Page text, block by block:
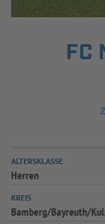
FC
ALTERSKLASSE
Herren
KREIS
Bamberg/Bayreuth/